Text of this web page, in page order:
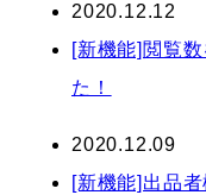
2020.12.12
[新機能]閲覧
た！
2020.12.09
[新機能]出品